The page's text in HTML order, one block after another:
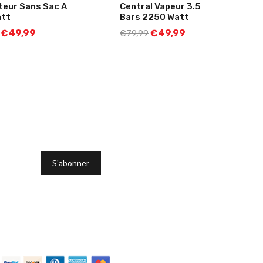
Sans Sac A
€49,99
Central Vapeur 3.5
Bars 2250 Watt
€79,99€49,99